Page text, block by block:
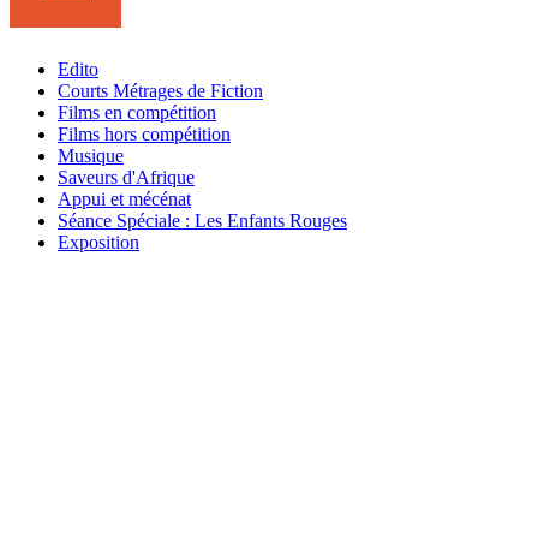
Edito
Courts Métrages de Fiction
Films en compétition
Films hors compétition
Musique
Saveurs d'Afrique
Appui et mécénat
Séance Spéciale : Les Enfants Rouges
Exposition